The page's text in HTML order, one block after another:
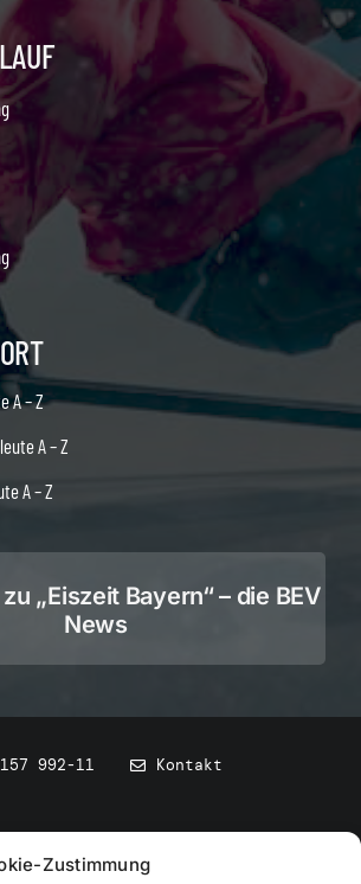
Zustimmung
A – Z
A – Z
A – Z
„Eiszeit Bayern“ – die BEV
News
992-11 Kontakt